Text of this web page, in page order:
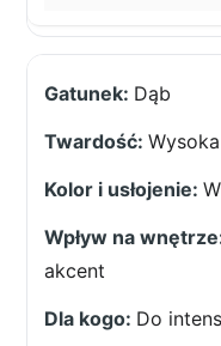
Dąb
Wysoka
akcent
Do